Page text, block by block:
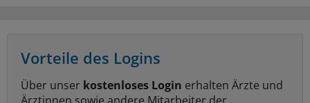
Vorteile des Logins
Über unser kostenloses Login erhalten Ärzte und